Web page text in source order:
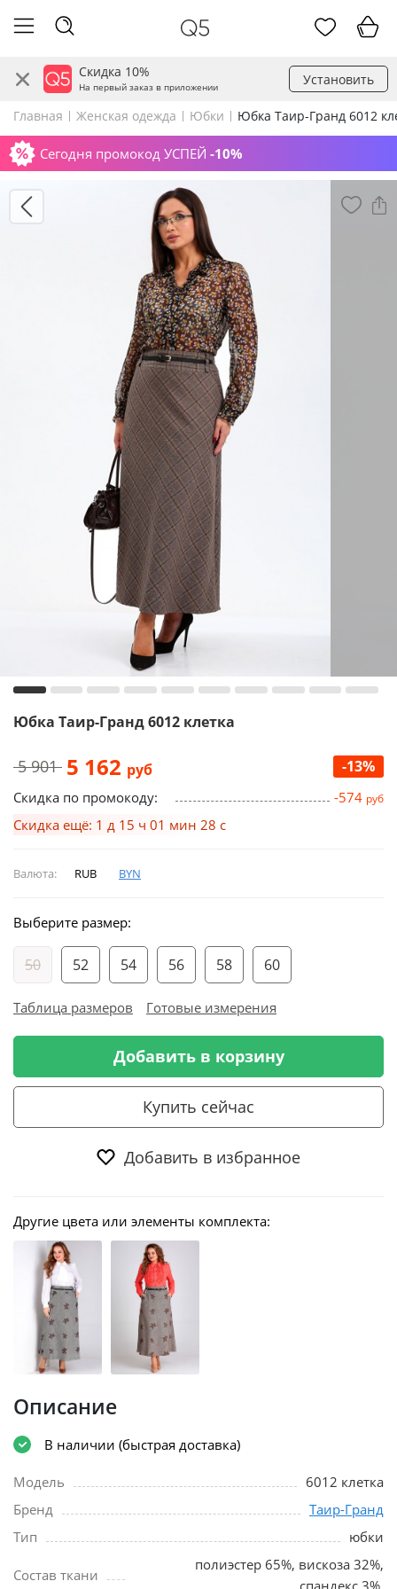
Скидка 10%
На первый заказ в приложении Установить
Главная Женская одежда Юбки Юбка Таир-Гранд 6012
Сегодня промокод УСПЕЙ -10%
Юбка Таир-Гранд 6012 клетка
5 901 5 162 руб -13%
Скидка по промокоду: -574 руб
Скидка ещё: 1 д 15 ч 01 мин 28 с
Валюта: RUB BYN
Выберите размер:
50 52 54 56 58 60
Таблица размеров Готовые измерения
Добавить в корзину
Купить сейчас
Добавить в избранное
Другие цвета или элементы комплекта:
Описание
В наличии (быстрая доставка)
Модель
6012 клетка
Бренд
Таир-Гранд
Тип
юбки
Состав ткани
полиэстер 65%, вискоза 32%,